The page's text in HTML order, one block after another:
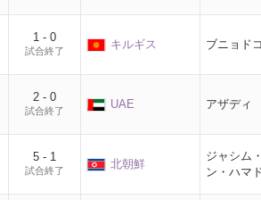
1 - 0
試合終了 キルギス ブニョド
2 - 0
試合終了 UAE アザディ
5 - 1
試合終了 北朝鮮
ジャシム
ン・ハマ